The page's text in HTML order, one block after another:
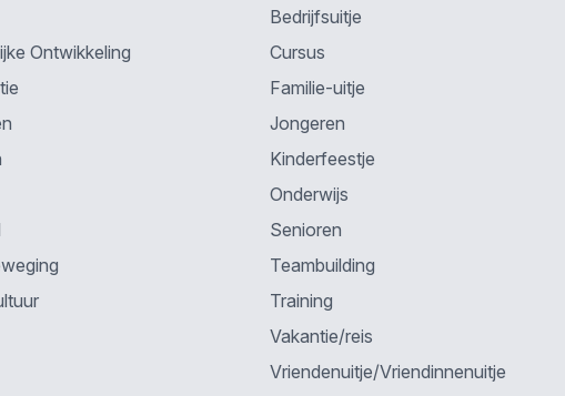
Ontwikkeling
Bedrijfsuitje
Cursus
Familie-uitje
Jongeren
Kinderfeestje
Onderwijs
Senioren
Teambuilding
Training
Vakantie/reis
Vriendenuitje/Vriendinnenuitje